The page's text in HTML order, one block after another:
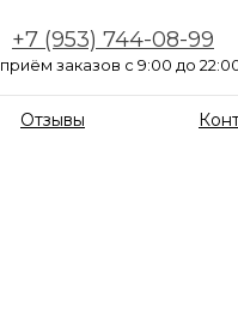
+7 (953) 744-08-99
приём заказов с 9:00 до
Отзывы